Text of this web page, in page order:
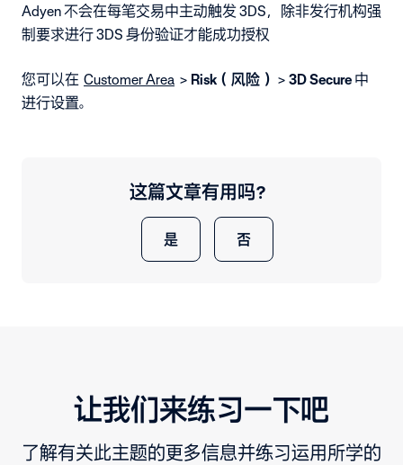
Adyen 不会在每笔交易中主动触发 3DS，除非发行机构强
制要求进行 3DS 身份验证才能成功授权
您可以在 Customer Area > Risk（风险） > 3D Secure 中
进行设置。
这篇文章有用吗？
是 否
让我们来练习一下吧
了解有关此主题的更多信息并练习运用所学的